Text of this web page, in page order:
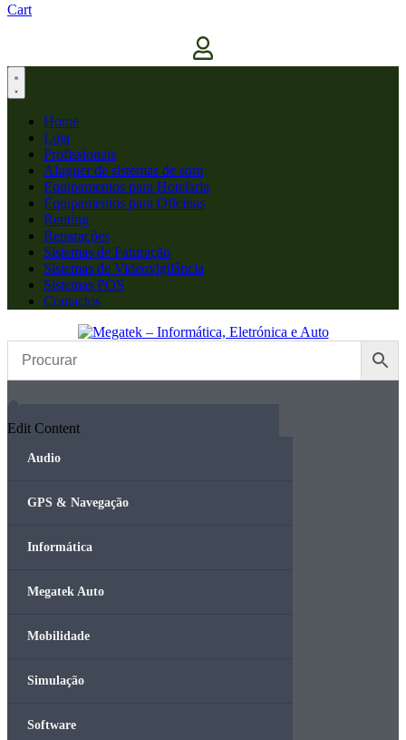
Cart
Home
Loja
Profissionais
Aluguer de sistemas de som
Equipamentos para Hotelaria
Equipamentos para Oficinas
Renting
Reparações
Sistemas de Faturação
Sistemas de Videovigilância
Sistemas POS
Contactos
Edit Content
Audio
GPS & Navegação
Informática
Megatek Auto
Mobilidade
Simulação
Software